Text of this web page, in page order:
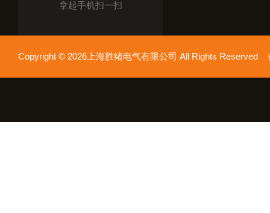
拿起手机扫一扫
Copyright © 2026上海胜绪电气有限公司 All Rights Reserved